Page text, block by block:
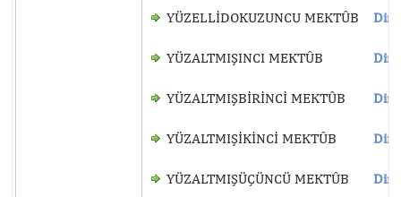
YÜZELLİDOKUZUNCU MEKTÛB
YÜZALTMIŞINCI MEKTÛB
YÜZALTMIŞBİRİNCİ MEKTÛB
YÜZALTMIŞİKİNCİ MEKTÛB
YÜZALTMIŞÜÇÜNCÜ MEKTÛB